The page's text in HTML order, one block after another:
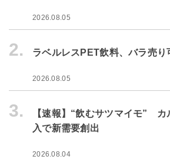
2026.08.05
2. ラベルレスPET飲料、バラ売り
2026.08.05
3.
【速報】“飲むサツマイモ” カ
入で新需要創出
2026.08.04